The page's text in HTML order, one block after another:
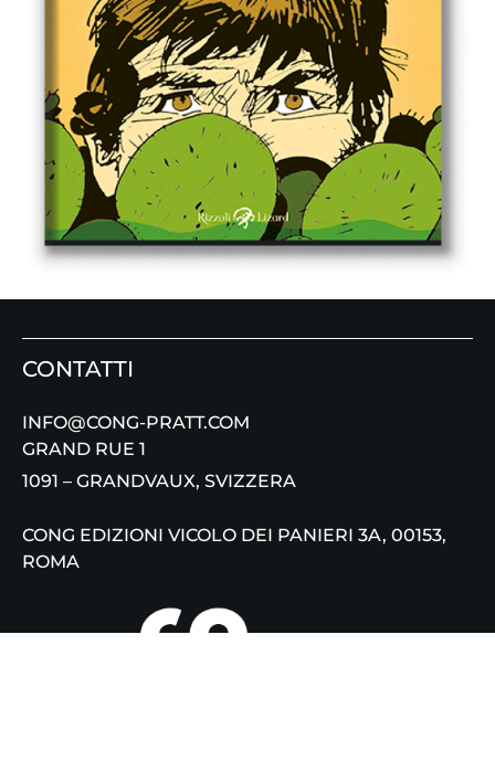
CONTATTI
INFO@CONG-PRATT.COM
GRAND RUE 1
1091 – GRANDVAUX, SVIZZERA
CONG EDIZIONI VICOLO DEI PANIERI 3A, 00153,
ROMA